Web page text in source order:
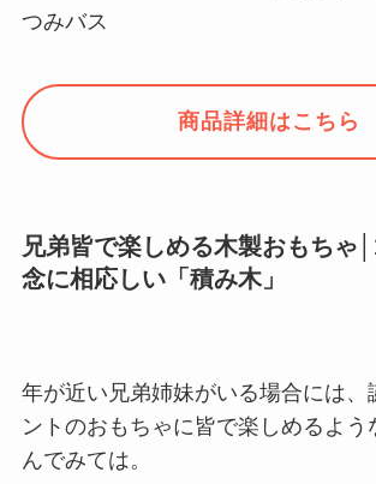
つみバス
商品詳細はこちら
兄弟皆で楽しめる木製おもちゃ
念に相応しい「積み木」
年が近い兄弟姉妹がいる場合には、
ントのおもちゃに皆で楽しめるよう
んでみては。